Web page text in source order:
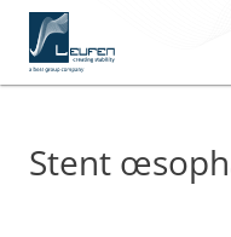
Stent